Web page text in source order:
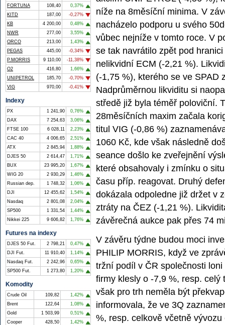
níže na 8měsíční minima. V
nacházelo podporu u svého
vůbec nejníže v tomto roce. V
se tak navrátilo zpět pod
nelikvidní ECM (-2,21 %).
(-1,75 %), kterého se ve SPAD
Nadprůměrnou likviditu si
středě již byla téměř poloviční.
28měsíčních maxim začala
titul VIG (-0,86 %)
1060 Kč, kde však následně
seance došlo ke zveřejnění
které obsahovaly i zmínku o
času příp. reagovat. Druhý
dokázala odpoledne již držet v
ztráty na ČEZ (-1,21 %).
závěrečná aukce pak přes 74
V závěru týdne budou moci
PHILIP MORRIS, když ve
tržní podíl v ČR společnosti
firmy klesly o -7,9 %, resp.
však pro trh neměla být
informovala, že ve 3Q
%, resp. celkově včetně
FORTUNA
108,40
0,37%
KITD
187,00
-0,27%
KB
4 200,00
0,48%
NWR
277,00
3,55%
ORCO
213,00
1,43%
PEGAS
445,00
-0,34%
P.MORRIS
9 110,00
-11,38%
O2
416,80
1,66%
UNIPETROL
185,70
-0,70%
VIG
970,00 -0,41%
Indexy
PX 1 241,90
0,76%
DAX
7 254,63
3,06%
FTSE 100
6 028,11
2,23%
CAC 40
4 006,65
2,51%
ATX
2 845,94
1,88%
DJES 50
2 614,47
1,71%
BUX
23 995,20
1,67%
WIG 20
2 930,29
1,46%
Russian dep.
1 748,32
1,06%
DJI
12 455,62
1,54%
Nasdaq
2 801,08
2,04%
SP500
1 331,54
1,44%
Nikkei 225
9 606,82 1,76%
Futures na indexy
DJES 50 Fut. 2 798,21
0,47%
DJI Fut.
11 910,40
1,14%
Nasdaq Fut.
2 242,96
0,65%
SP500 Fut.
1 273,80 1,20%
Komodity
Crude Oil 109,82
1,42%
Brent
122,64
1,08%
Gold
1 503,99
0,51%
Cooper
428,50
1,42%